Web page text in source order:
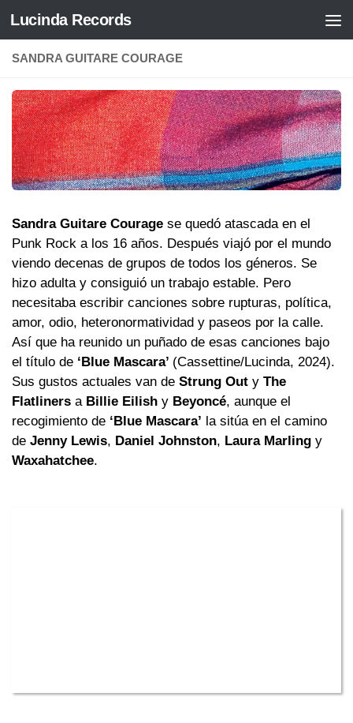
Saltar al contenido
Lucinda Records
SANDRA GUITARE COURAGE
Sandra Guitare Courage se quedó atascada en el
Punk Rock a los 16 años. Después viajó por el mundo
viendo decenas de grupos de todos los géneros. Se
hizo adulta y consiguió un trabajo estable. Pero
necesitaba escribir canciones sobre rupturas, política,
amor, odio, heteronormatividad y paseos por la calle.
Así que ha reunido un puñado de esas canciones bajo
el título de ‘Blue Mascara’ (Cassettine/Lucinda, 2024).
Sus gustos actuales van de Strung Out y The
Flatliners a Billie Eilish y Beyoncé, aunque el
recogimiento de ‘Blue Mascara’ la sitúa en el camino
de Jenny Lewis, Daniel Johnston, Laura Marling y
Waxahatchee.